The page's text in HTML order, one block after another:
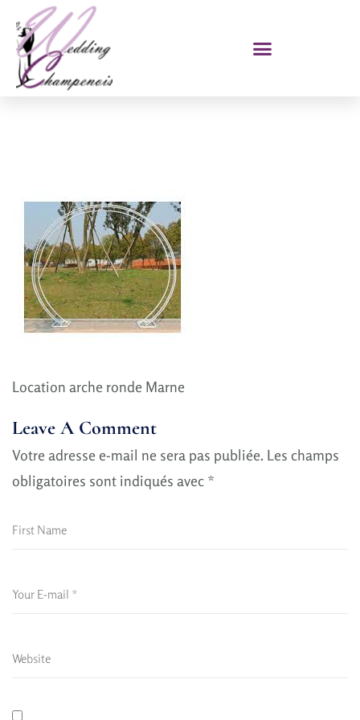
Location arche ronde Marne
Leave A Comment
Votre adresse e-mail ne sera pas publiée. Les champs
obligatoires sont indiqués avec *